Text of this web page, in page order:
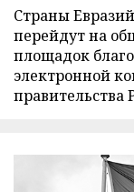
Страны
перейдут на
площадок
электронной